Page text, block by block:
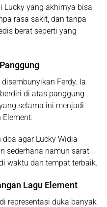
Lucky yang akhirnya bisa
rasa sakit, dan tanpa
berat seperti yang
Ferdy. Ia
di atas panggung
selama ini menjadi
agar Lucky Widja
sederhana namun sarat
waktu dan tempat terbaik.
Lagu Element
representasi duka banyak